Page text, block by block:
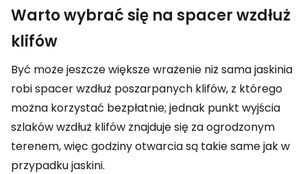
Warto wybrać się na spacer wzdłuż
klifów
Być może jeszcze większe wrażenie niż sama jaskinia
robi spacer wzdłuż poszarpanych klifów, z którego
można korzystać bezpłatnie; jednak punkt wyjścia
szlaków wzdłuż klifów znajduje się za ogrodzonym
terenem, więc godziny otwarcia są takie same jak w
przypadku jaskini.